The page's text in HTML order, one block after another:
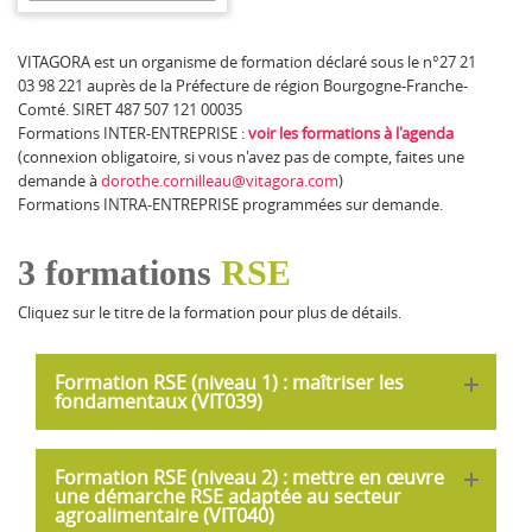
VITAGORA est un organisme de formation déclaré sous le n°27 21
03 98 221 auprès de la Préfecture de région Bourgogne-Franche-
Comté.SIRET 487 507 121 00035
Formations INTER-ENTREPRISE :voir les formations à l'agenda
(connexion obligatoire, si vous n'avez pas de compte, faites une
demande àdorothe.cornilleau@vitagora.com)
Formations INTRA-ENTREPRISE programmées sur demande.
3 formations RSE
Cliquez sur le titre de la formation pour plus de détails.
Formation RSE (niveau 1) : maîtriser les
fondamentaux (VIT039)
Durée :1/2 journée Tarif: à partir de 350 € HT*
Public :toute personne intéressée par les enjeux de la RSE
Formation RSE (niveau 2) : mettre en œuvre
une démarche RSE adaptée au secteur
agroalimentaire (VIT040)